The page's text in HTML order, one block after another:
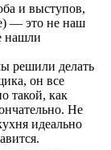
и выступов,
— это не наш
нашли
решили делать
он все
такой, как
Не
идеально